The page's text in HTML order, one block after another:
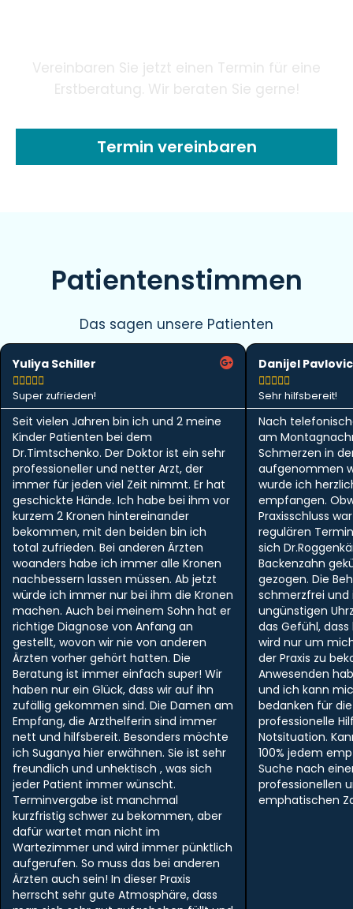
Vereinbaren Sie jetzt einen Termin für eine
Erstberatung. Wir beraten Sie gerne!
Termin vereinbaren
Patientenstimmen
Das sagen unsere Patienten
Yuliya Schiller

Super zufrieden!
Seit vielen Jahren bin ich und 2 meine
Kinder Patienten bei dem
Dr.Timtschenko. Der Doktor ist ein sehr
professioneller und netter Arzt, der
immer für jeden viel Zeit nimmt. Er hat
geschickte Hände. Ich habe bei ihm vor
kurzem 2 Kronen hintereinander
bekommen, mit den beiden bin ich
total zufrieden. Bei anderen Ärzten
woanders habe ich immer alle Kronen
nachbessern lassen müssen. Ab jetzt
würde ich immer nur bei ihm die Kronen
machen. Auch bei meinem Sohn hat er
richtige Diagnose von Anfang an
gestellt, wovon wir nie von anderen
Ärzten vorher gehört hatten. Die
Beratung ist immer einfach super! Wir
haben nur ein Glück, dass wir auf ihn
zufällig gekommen sind. Die Damen am
Empfang, die Arzthelferin sind immer
nett und hilfsbereit. Besonders möchte
ich Suganya hier erwähnen. Sie ist sehr
freundlich und unhektisch , was sich
jeder Patient immer wünscht.
Terminvergabe ist manchmal
kurzfristig schwer zu bekommen, aber
dafür wartet man nicht im
Wartezimmer und wird immer pünktlich
aufgerufen. So muss das bei anderen
Ärzten auch sein! In dieser Praxis
herrscht sehr gute Atmosphäre, dass
Danijel Pavlovic

Sehr hilfsbereit!
Nach
am
Schmerzen in
aufgenommen
wurde ich
empfangen.
Praxisschluss
regulären
sich
Backenzahn
gezogen. Die
schmerzfrei
ungünstigen
das Gefühl,
wird nur um
der Praxis zu
Anwesenden
und ich kann
bedanken für
professionelle
Notsituation.
100% jedem
Suche nach
professionellen
emphatischen